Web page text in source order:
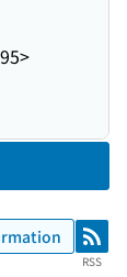
RSS
RSS